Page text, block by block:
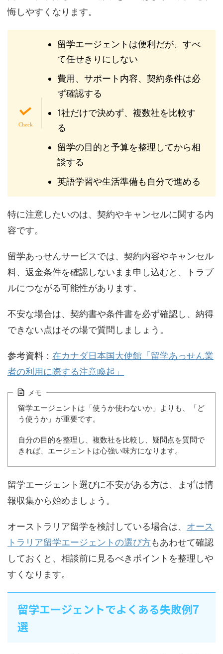
悔しやすくなります。
留学エージェントは便利だが、すべ
て任せきりにしない
費用、サポート内容、契約条件は必
ず確認する
1社だけで決めず、複数社を比較す
る
留学の目的と予算を整理してから相
談する
英語学習や生活準備も自分で進める
特に注意したいのは、契約やキャンセルに関する内
容です。
留学あっせんサービスでは、契約内容やキャンセル
料、返金条件を確認しないまま申し込むと、トラブ
ルにつながる可能性があります。
不安な場合は、契約書や条件書を必ず確認し、納得
できない点はその場で質問しましょう。
参考資料： 在カナダ日本国大使館「留学あっせん業
者の利用に際する注意喚起」
メモ
留学エージェントは「使うか使わないか」よりも、「ど
う使うか」が重要です。
自分の目的を整理し、複数社を比較し、疑問点を質問で
きれば、エージェントは心強い味方になります。
留学エージェント選びに不安がある方は、まずは情
報収集から始めましょう。
オーストラリア留学を検討している場合は、 オース
トラリア留学エージェントの選び方もあわせて確認
しておくと、相談前に見るべきポイントを整理しや
すくなります。
留学エージェントでよくある失敗例7
選